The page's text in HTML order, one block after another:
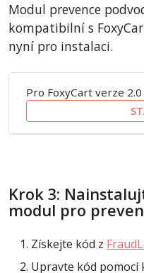
Modul prevence
kompatibilní s
nyní pro instalaci.
Pro FoxyCart verze 2.0
Krok 3:
modul pro
Získejte kód z
Upravte kód pomocí